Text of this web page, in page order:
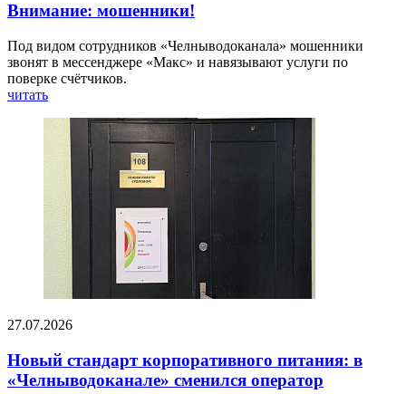
Внимание: мошенники!
Под видом сотрудников «Челныводоканала» мошенники
звонят в мессенджере «Макс» и навязывают услуги по
поверке счётчиков.
читать
27.07.2026
Новый стандарт корпоративного питания: в
«Челныводоканале» сменился оператор